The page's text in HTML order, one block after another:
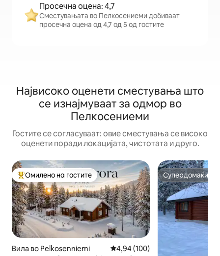
Просечна оцена: 4,7
Сместувањата во Пелкосениеми добиваат
просечна оцена од 4,7 од 5 од гостите
Највисоко оценети сместувања што
се изнајмуваат за одмор во
Пелкосениеми
Гостите се согласуваат: овие сместувања се високо
оценети поради локацијата, чистотата и друго.
Меѓу најуспешните „Омилени на гостите“
Омилено на гостите
Вила во Pelkosenniemi Просечна оцена: 4,94 од 5,
4,94 (100)
Супердомаќин
Супердомаќин